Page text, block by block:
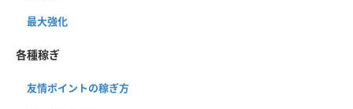
最大強化
各種稼ぎ
友情ポイントの稼ぎ方